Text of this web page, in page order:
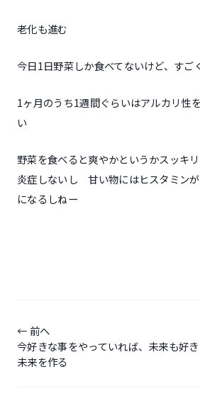
老化も進む
今日1日野菜しか食べてないけど、すご
1ヶ月のうち1週間ぐらいはアルカリ性
い
野菜を食べると爽やかというかスッキ
炎症しないし 甘い物にはヒスタミン
になるしねー
稿
ナ
前へ
今好きな事をやっていれば、未来も好
未来を作る